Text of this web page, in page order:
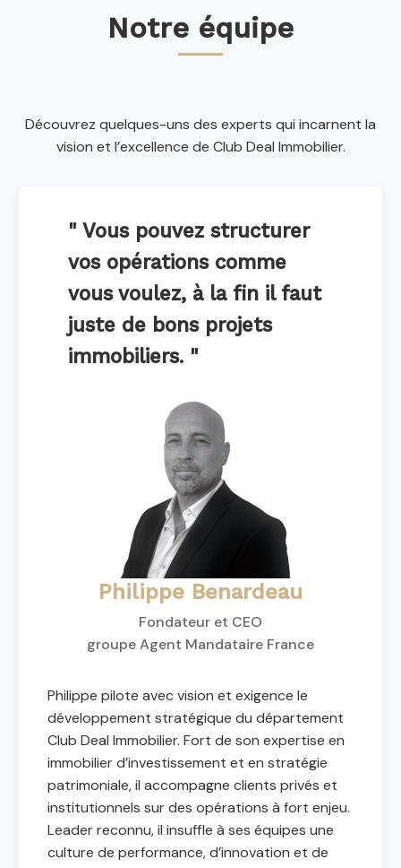
Notre équipe
Découvrez quelques-uns des experts qui incarnent la
vision et l’excellence de Club Deal Immobilier.
Philippe Benardeau
Fondateur et CEO
groupe Agent Mandataire France
" Vous pouvez structurer
vos opérations comme
vous voulez, à la fin il faut
juste de bons projets
immobiliers. "
Philippe pilote avec vision et exigence le
développement stratégique du département
Club Deal Immobilier. Fort de son expertise en
immobilier d’investissement et en stratégie
patrimoniale, il accompagne clients privés et
institutionnels sur des opérations à fort enjeu.
Leader reconnu, il insuffle à ses équipes une
culture de performance, d’innovation et de